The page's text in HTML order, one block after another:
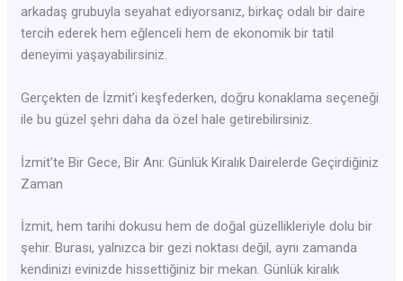
arkadaş grubuyla seyahat ediyorsanız, birkaç odalı bir daire
tercih ederek hem eğlenceli hem de ekonomik bir tatil
deneyimi yaşayabilirsiniz.
Gerçekten de İzmit’i keşfederken, doğru konaklama seçeneği
ile bu güzel şehri daha da özel hale getirebilirsiniz.
İzmit’te Bir Gece, Bir Anı: Günlük Kiralık Dairelerde Geçirdiğiniz
Zaman
İzmit, hem tarihi dokusu hem de doğal güzellikleriyle dolu bir
şehir. Burası, yalnızca bir gezi noktası değil, aynı zamanda
kendinizi evinizde hissettiğiniz bir mekan. Günlük kiralık